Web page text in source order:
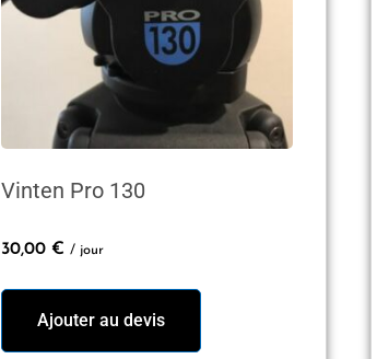
Vinten Pro 130
30,00 € / jour
Ajouter au devis